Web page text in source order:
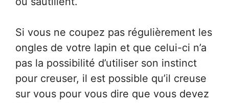
Si vous ne coupez pas régulièrement les
ongles de votre lapin et que celui-ci n’a
pas la possibilité d’utiliser son instinct
pour creuser, il est possible qu’il creuse
sur vous pour vous dire que vous devez